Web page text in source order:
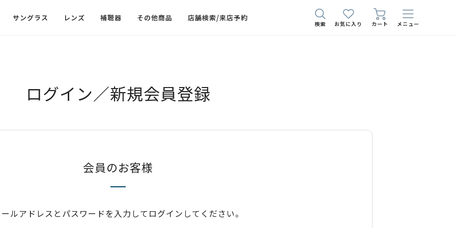
サングラス レンズ 補聴器 その他商品 店舗検索/来店予約
検索 お気に入り カート メニュー
ログイン／新規会員登録
会員のお客様
ルアドレスとパスワードを入力してログインしてください。